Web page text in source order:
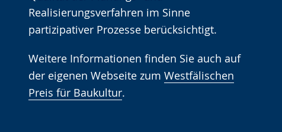
Realisierungsverfahren im Sinne
partizipativer Prozesse berücksichtigt.
Weitere Informationen finden Sie auch auf
der eigenen Webseite zum Westfälischen
Preis für Baukultur.